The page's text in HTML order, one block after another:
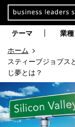
テーマ 業種
ホーム
スティーブジョブス
じ夢とは？